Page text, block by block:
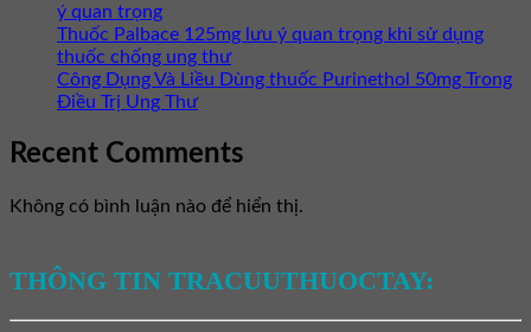
ý quan trọng
Thuốc Palbace 125mg lưu ý quan trọng khi sử dụng
thuốc chống ung thư
Công Dụng Và Liều Dùng thuốc Purinethol 50mg Trong
Điều Trị Ung Thư
Recent Comments
Không có bình luận nào để hiển thị.
THÔNG TIN TRACUUTHUOCTAY: